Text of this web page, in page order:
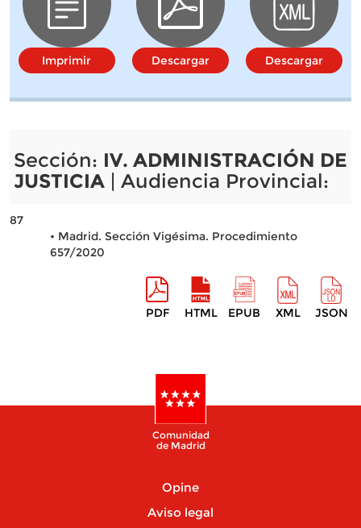
Imprimir Descargar Descargar
Sección: IV. ADMINISTRACIÓN DE
JUSTICIA| Audiencia Provincial:
87
• Madrid. Sección Vigésima. Procedimiento
657/2020
PDF HTML EPUB XML JSON
Comunidad
de Madrid
Opine
Aviso legal